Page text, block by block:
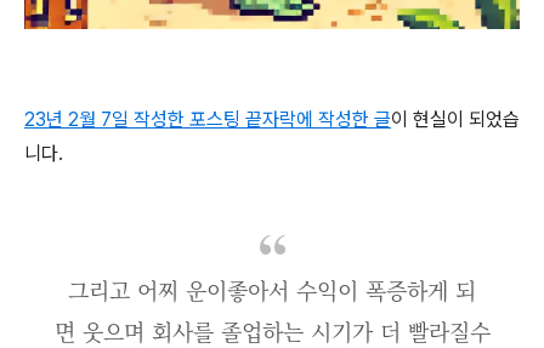
23년 2월 7일 작성한 포스팅 끝자락에 작성한 글이 현실이 되었습
니다.
그리고 어찌 운이좋아서 수익이 폭증하게 되
면 웃으며 회사를 졸업하는 시기가 더 빨라질수